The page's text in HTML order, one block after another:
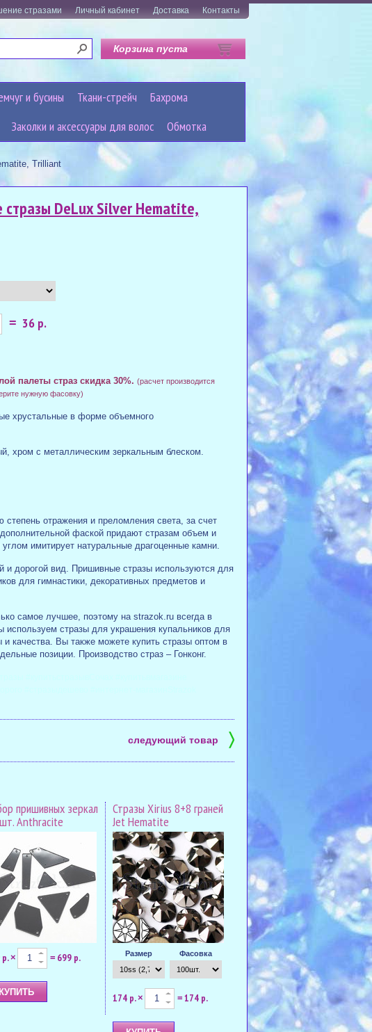
стразами Личный кабинет Доставка Контакты
Корзина пуста
и бусины Ткани-стрейч
Бахрома
Заколки и аксессуары для волос Обмотка
Trilliant
DeLux Silver Hematite,
= 36 р.
палеты страз скидка 30%. (расчет производится
нужную фасовку)
хрустальные в форме объемного
хром с металлическим зеркальным блеском.
отражения и преломления света, за счет
фаской придают стразам объем и
имитирует натуральные драгоценные камни.
дорогой вид. Пришивные стразы используются для
для гимнастики, декоративных предметов и
самое лучшее, поэтому на strazok.ru всегда в
стразы для украшения купальников для
качества. Вы также можете купить стразы оптом в
позиции. Производство страз – Гонконг.
следующий товар 〉
пришивных зеркал
Anthracite
× = 699 р.
Стразы Xirius 8+8 граней
Jet Hematite
Размер Фасовка
174 р.× = 174 р.